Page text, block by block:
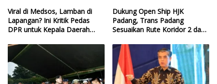
Viral di Medsos, Lamban di
Lapangan? Ini Kritik Pedas
DPR untuk Kepala Daerah
Bencana
Dukung Open Ship HJK
Padang, Trans Padang
Sesuaikan Rute Koridor 2 dan